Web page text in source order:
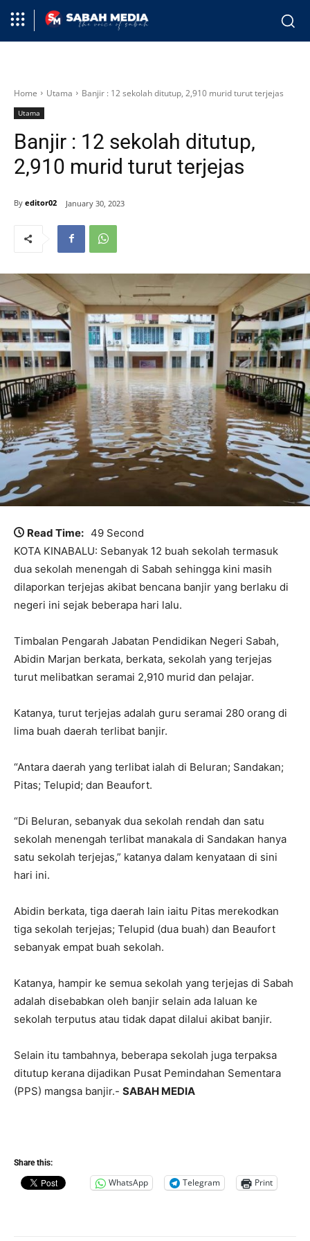
Home Utama Banjir : 12 sekolah ditutup, 2,910 murid turut terjejas
Utama
Banjir : 12 sekolah ditutup,
2,910 murid turut terjejas
By editor02 January 30, 2023
Read Time: 49 Second
KOTA KINABALU: Sebanyak 12 buah sekolah termasuk
dua sekolah menengah di Sabah sehingga kini masih
dilaporkan terjejas akibat bencana banjir yang berlaku di
negeri ini sejak beberapa hari lalu.
Timbalan Pengarah Jabatan Pendidikan Negeri Sabah,
Abidin Marjan berkata, berkata, sekolah yang terjejas
turut melibatkan seramai 2,910 murid dan pelajar.
Katanya, turut terjejas adalah guru seramai 280 orang di
lima buah daerah terlibat banjir.
“Antara daerah yang terlibat ialah di Beluran; Sandakan;
Pitas; Telupid; dan Beaufort.
“Di Beluran, sebanyak dua sekolah rendah dan satu
sekolah menengah terlibat manakala di Sandakan hanya
satu sekolah terjejas,” katanya dalam kenyataan di sini
hari ini.
Abidin berkata, tiga daerah lain iaitu Pitas merekodkan
tiga sekolah terjejas; Telupid (dua buah) dan Beaufort
sebanyak empat buah sekolah.
Katanya, hampir ke semua sekolah yang terjejas di Sabah
adalah disebabkan oleh banjir selain ada laluan ke
sekolah terputus atau tidak dapat dilalui akibat banjir.
Selain itu tambahnya, beberapa sekolah juga terpaksa
ditutup kerana dijadikan Pusat Pemindahan Sementara
(PPS) mangsa banjir.- SABAH MEDIA
Share this:
WhatsApp Telegram Print